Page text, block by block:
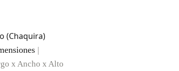
(Chaquira)
|
x Ancho x Alto